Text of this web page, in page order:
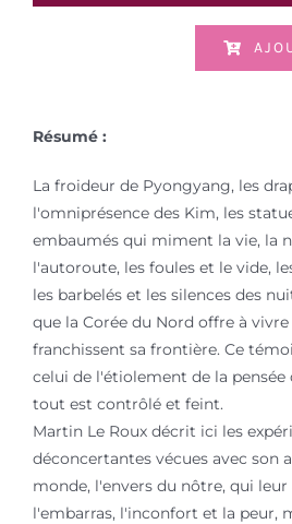
Résumé :
La froideur de Pyongyang, les
l'omniprésence des Kim, les
embaumés qui miment la vie, la
l'autoroute, les foules et le vide,
les barbelés et les silences des
que la Corée du Nord offre à
franchissent sa frontière. Ce
celui de l'étiolement de la pensée
tout est contrôlé et feint.
Martin Le Roux décrit ici les
déconcertantes vécues avec son
monde, l'envers du nôtre, qui
l'embarras, l'inconfort et la peur,